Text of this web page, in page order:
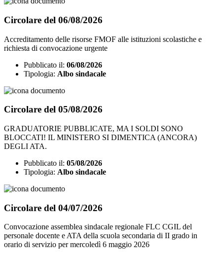
Circolare del 06/08/2026
Accreditamento delle risorse FMOF alle istituzioni scolastiche e
richiesta di convocazione urgente
Pubblicato il: 06/08/2026
Tipologia: Albo sindacale
Circolare del 05/08/2026
GRADUATORIE PUBBLICATE, MA I SOLDI SONO
BLOCCATI! IL MINISTERO SI DIMENTICA (ANCORA)
DEGLI ATA.
Pubblicato il: 05/08/2026
Tipologia: Albo sindacale
Circolare del 04/07/2026
Convocazione assemblea sindacale regionale FLC CGIL del
personale docente e ATA della scuola secondaria di II grado in
orario di servizio per mercoledì 6 maggio 2026